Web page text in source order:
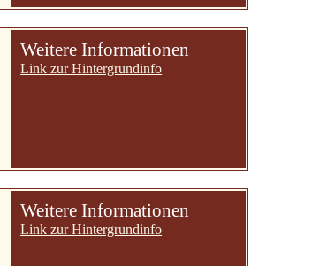
Weitere Informationen
Link zur Hintergrundinfo
Weitere Informationen
Link zur Hintergrundinfo